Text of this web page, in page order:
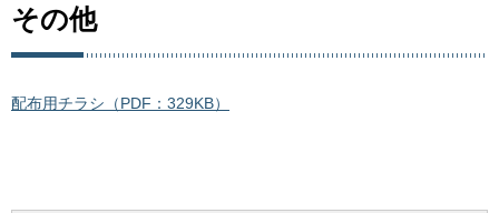
その他
配布用チラシ（PDF：329KB）